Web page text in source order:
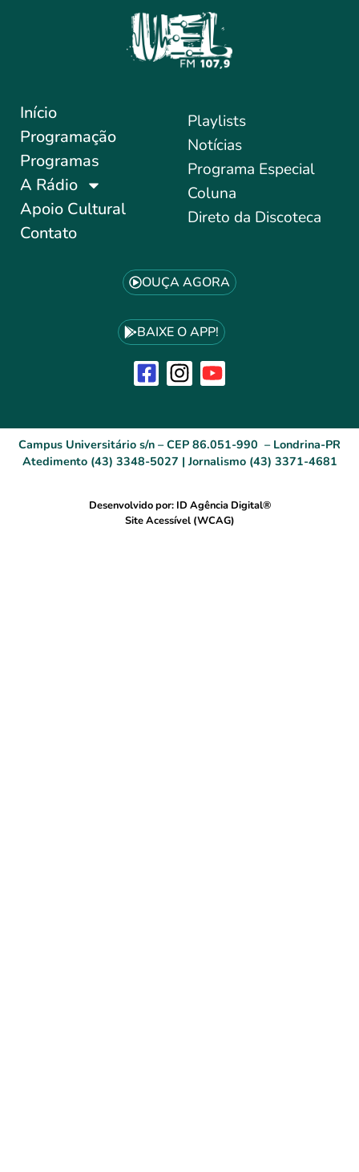
Início
Programação
Programas
A Rádio
Apoio Cultural
Contato
Playlists
Notícias
Programa Especial
Coluna
Direto da Discoteca
OUÇA AGORA
BAIXE O APP!
Campus Universitário s/n – CEP 86.051-990 – Londrina-PR
Atedimento (43) 3348-5027 | Jornalismo (43) 3371-4681
Desenvolvido por: ID Agência Digital®
Site Acessível (WCAG)